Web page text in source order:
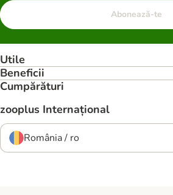
Abonează-te
Utile
Beneficii
Cumpărături
zooplus Internațional
România / ro